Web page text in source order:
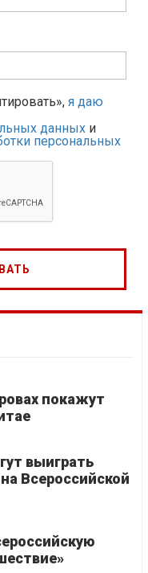
я даю
данных и
персональных
покажут
выиграть
Всероссийской